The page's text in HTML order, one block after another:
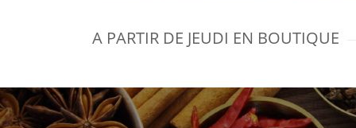
A PARTIR DE JEUDI EN BOUTIQUE